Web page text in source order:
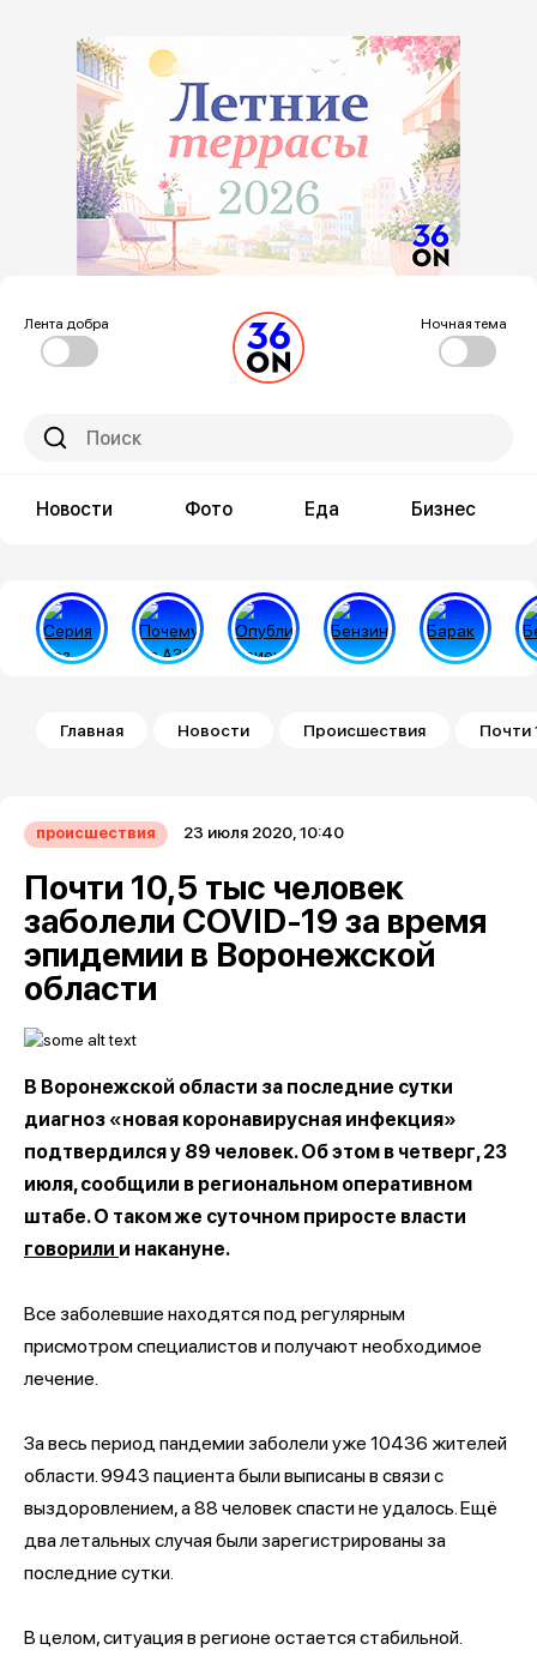
Лента добра Ночная тема
Новости Фото Еда Бизнес
Строка навигации
Главная Новости Происшествия Почти
происшествия 23 июля 2020, 10:40
Почти 10,5 тыс человек
заболели COVID-19 за время
эпидемии в Воронежской
области
В Воронежской области за последние сутки
диагноз «новая коронавирусная инфекция»
подтвердился у 89 человек. Об этом в четверг, 23
июля, сообщили в региональном оперативном
штабе. О таком же суточном приросте власти
говорили и накануне.
Все заболевшие находятся под регулярным
присмотром специалистов и получают необходимое
лечение.
За весь период пандемии заболели уже 10436 жителей
области. 9943 пациента были выписаны в связи с
выздоровлением, а 88 человек спасти не удалось. Ещё
два летальных случая были зарегистрированы за
последние сутки.
В целом, ситуация в регионе остается стабильной.